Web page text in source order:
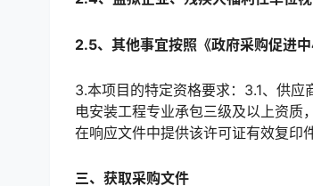
2.5、其他事宜按照《政府采购促进
3.本项目的特定资格要求：3.1、供
电安装工程专业承包三级及以上资质
在响应文件中提供该许可证有效复印件
三、获取采购文件